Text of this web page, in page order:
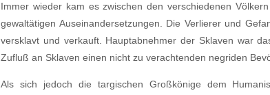
Immer wieder kam es zwischen den verschiedenen
gewaltätigen Auseinandersetzungen. Die Verlierer und
versklavt und verkauft. Hauptabnehmer der Sklaven war
Zufluß an Sklaven einen nicht zu verachtenden negriden
Als sich jedoch die targischen Großkönige dem